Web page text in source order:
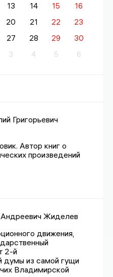
13 14 15
16
20 21 22
23
27 28 29
30
3 4 5 6
Григорьевич
Автор книг о
произведений
Жиделев
движения,
2-й
думы из самой гущи
Владимирской